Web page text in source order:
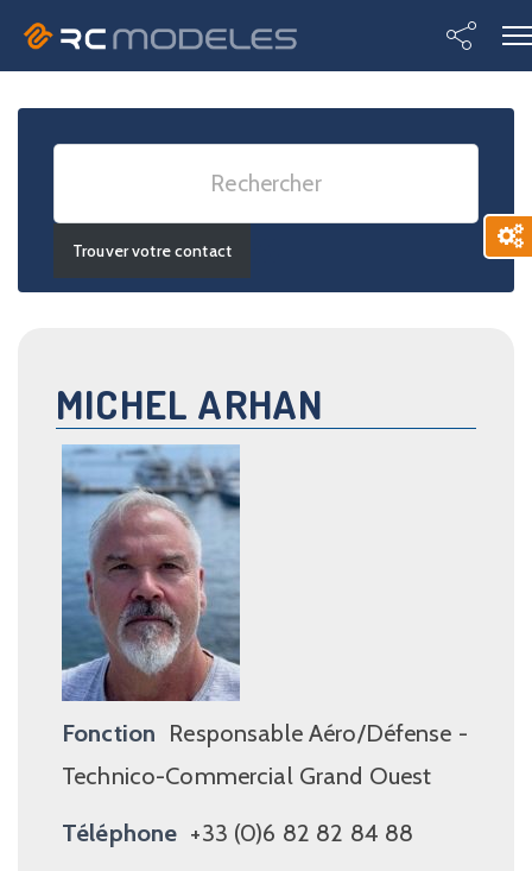
MICHEL ARHAN
Fonction Responsable Aéro/Défense -
Technico-Commercial Grand Ouest
Téléphone +33 (0)6 82 82 84 88